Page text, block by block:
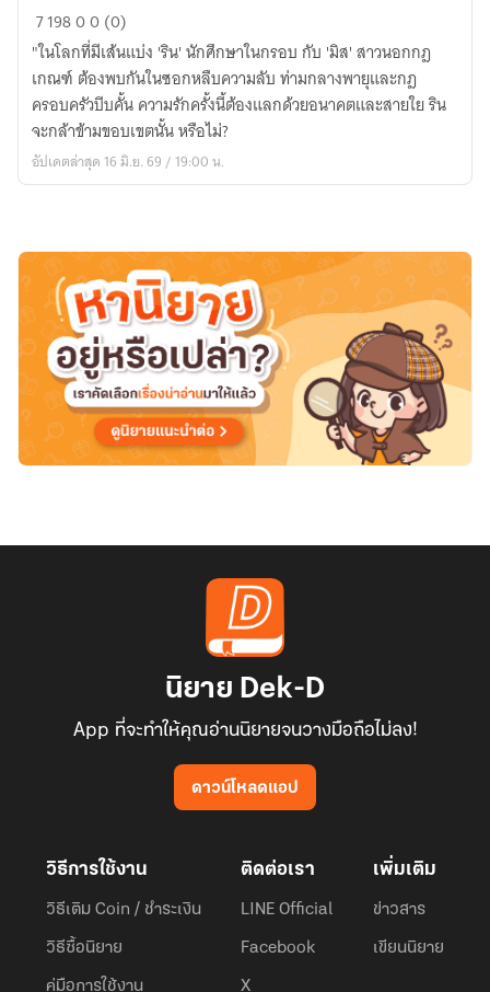
ขอบเขต
แห่ง
รัก
719800 (0)
"ในโลกที่มีเส้นแบ่ง 'ริน' นักศึกษาในกรอบ กับ 'มิส' สาวนอกกฎ
เกณฑ์ ต้องพบกันในซอกหลืบความลับ ท่ามกลางพายุและกฎ
ครอบครัวบีบคั้น ความรักครั้งนี้ต้องแลกด้วยอนาคตและสายใย ริน
จะกล้าข้ามขอบเขตนั้น หรือไม่?
อัปเดตล่าสุด 16 มิ.ย. 69 / 19:00 น.
นิยาย Dek-D
App ที่จะทำให้คุณอ่านนิยายจนวางมือถือไม่ลง!
ดาวน์โหลดแอป
วิธีการใช้งาน
วิธีเติม Coin / ชำระเงิน
วิธีซื้อนิยาย
คู่มือการใช้งาน
ติดต่อเรา
LINE Official
Facebook
X
เพิ่มเติม
ข่าวสาร
เขียนนิยาย